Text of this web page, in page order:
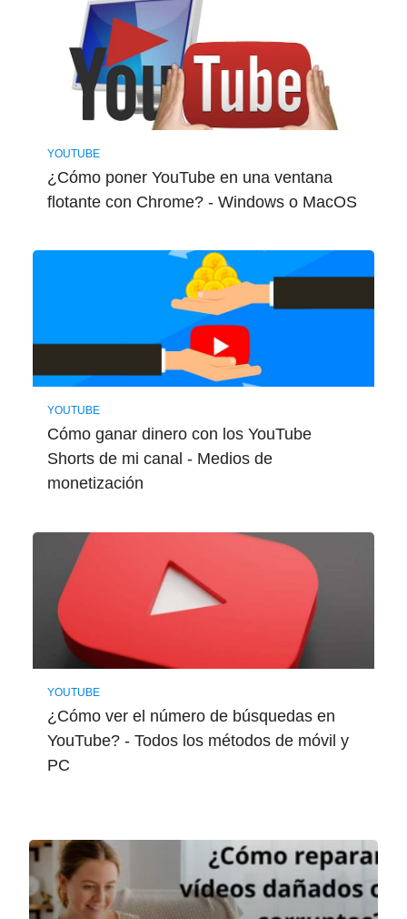
YOUTUBE
¿Cómo poner YouTube en una ventana
flotante con Chrome? - Windows o MacOS
YOUTUBE
Cómo ganar dinero con los YouTube
Shorts de mi canal - Medios de
monetización
YOUTUBE
¿Cómo ver el número de búsquedas en
YouTube? - Todos los métodos de móvil y
PC